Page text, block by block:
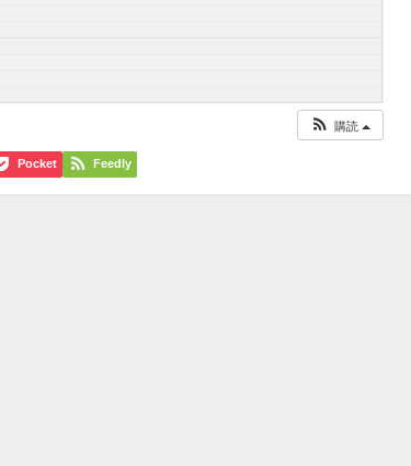
購読
Pocket Feedly